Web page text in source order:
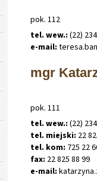
pok. 112
tel. wew.: (22)
e-mail: teresa.
mgr
pok. 111
tel. wew.: (22)
tel. miejski: 22
tel. kom: 725 22
fax: 22 825 88 99
e-mail: katarzyna.